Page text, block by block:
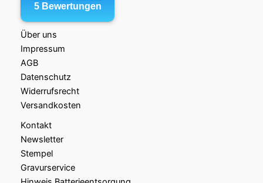
Über uns
Impressum
AGB
Datenschutz
Widerrufsrecht
Versandkosten
Kontakt
Newsletter
Stempel
Gravurservice